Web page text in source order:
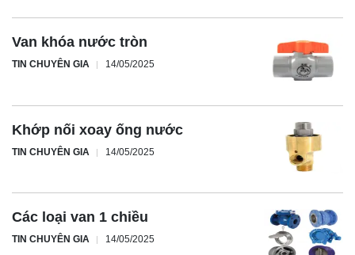
Van khóa nước tròn
TIN CHUYÊN GIA 14/05/2025
Khớp nối xoay ống nước
TIN CHUYÊN GIA 14/05/2025
Các loại van 1 chiều
TIN CHUYÊN GIA 14/05/2025